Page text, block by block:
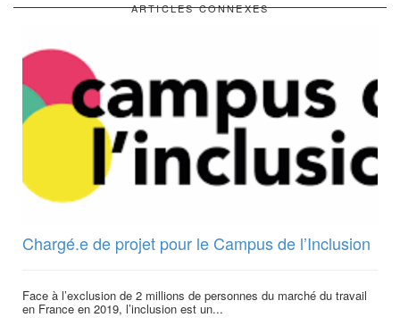
ARTICLES CONNEXES
Chargé.e de projet pour le Campus de l’Inclusion
Face à l’exclusion de 2 millions de personnes du marché du travail
en France en 2019, l’inclusion est un...